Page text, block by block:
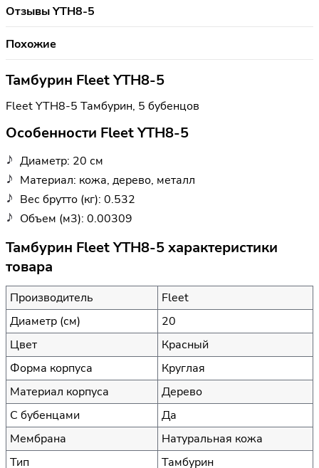
Отзывы YTH8-5
Похожие
Тамбурин Fleet YTH8-5
Fleet YTH8-5 Тамбурин, 5 бубенцов
Особенности Fleet YTH8-5
Диаметр: 20 см
Материал: кожа, дерево, металл
Вес брутто (кг): 0.532
Объем (м3): 0.00309
Тамбурин Fleet YTH8-5 характеристики
товара
Производитель
Fleet
Диаметр (см)
20
Цвет
Красный
Форма корпуса
Круглая
Материал корпуса
Дерево
С бубенцами
Да
Мембрана
Натуральная кожа
Тип
Тамбурин